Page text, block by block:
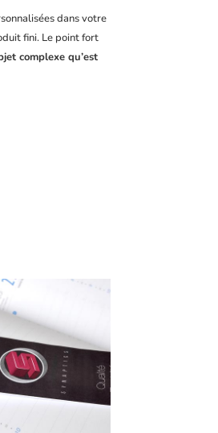
dans votre
fini. Le point fort
complexe qu’est